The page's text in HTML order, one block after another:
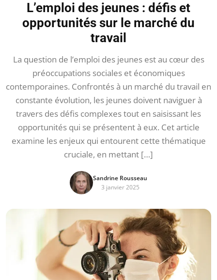
L’emploi des jeunes : défis et
opportunités sur le marché du
travail
La question de l’emploi des jeunes est au cœur des
préoccupations sociales et économiques
contemporaines. Confrontés à un marché du travail en
constante évolution, les jeunes doivent naviguer à
travers des défis complexes tout en saisissant les
opportunités qui se présentent à eux. Cet article
examine les enjeux qui entourent cette thématique
cruciale, en mettant […]
Sandrine Rousseau
3 janvier 2025